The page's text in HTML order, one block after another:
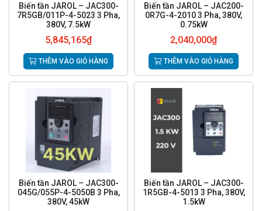
Biến tần JAROL – JAC300-
7R5GB/011P-4-5023 3 Pha,
380V, 7.5kW
5,845,165₫
THÊM VÀO GIỎ HÀNG
Biến tần JAROL – JAC200-
0R7G-4-2010 3 Pha, 380V,
0.75kW
2,040,000₫
THÊM VÀO GIỎ HÀNG
Biến tần JAROL – JAC300-
045G/055P-4-5050B 3 Pha,
380V, 45kW
Biến tần JAROL – JAC300-
1R5GB-4-5013 3 Pha, 380V,
1.5kW